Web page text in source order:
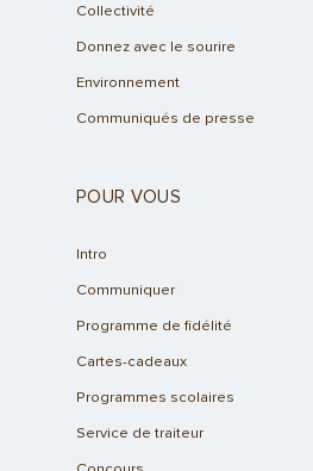
Collectivité
Donnez avec le sourire
Environnement
Communiqués de presse
POUR VOUS
Intro
Communiquer
Programme de fidélité
Cartes-cadeaux
Programmes scolaires
Service de traiteur